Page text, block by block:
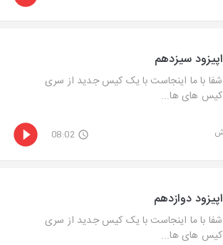
اپیزود سیزدهم
شفا با ما اینجاست با یک کیس جدید از سری
کیس های ها...
08:02
اپیزود دوازدهم
شفا با ما اینجاست با یک کیس جدید از سری
کیس های ها...